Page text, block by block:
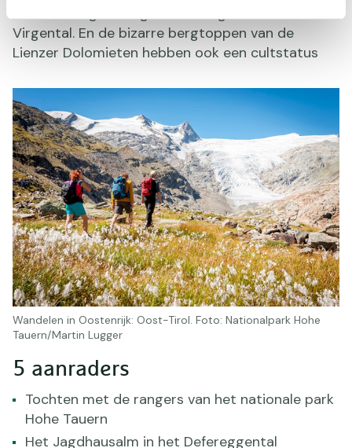
Virgental. En de bizarre bergtoppen van de
Lienzer Dolomieten hebben ook een cultstatus
5 aanraders
Tochten met de rangers van het nationale park
Hohe Tauern
Het Jagdhausalm in het Defereggental
Wandelen in Oostenrijk: Oost-Tirol. Foto: Nationalpark Hohe
Tauern/Martin Lugger